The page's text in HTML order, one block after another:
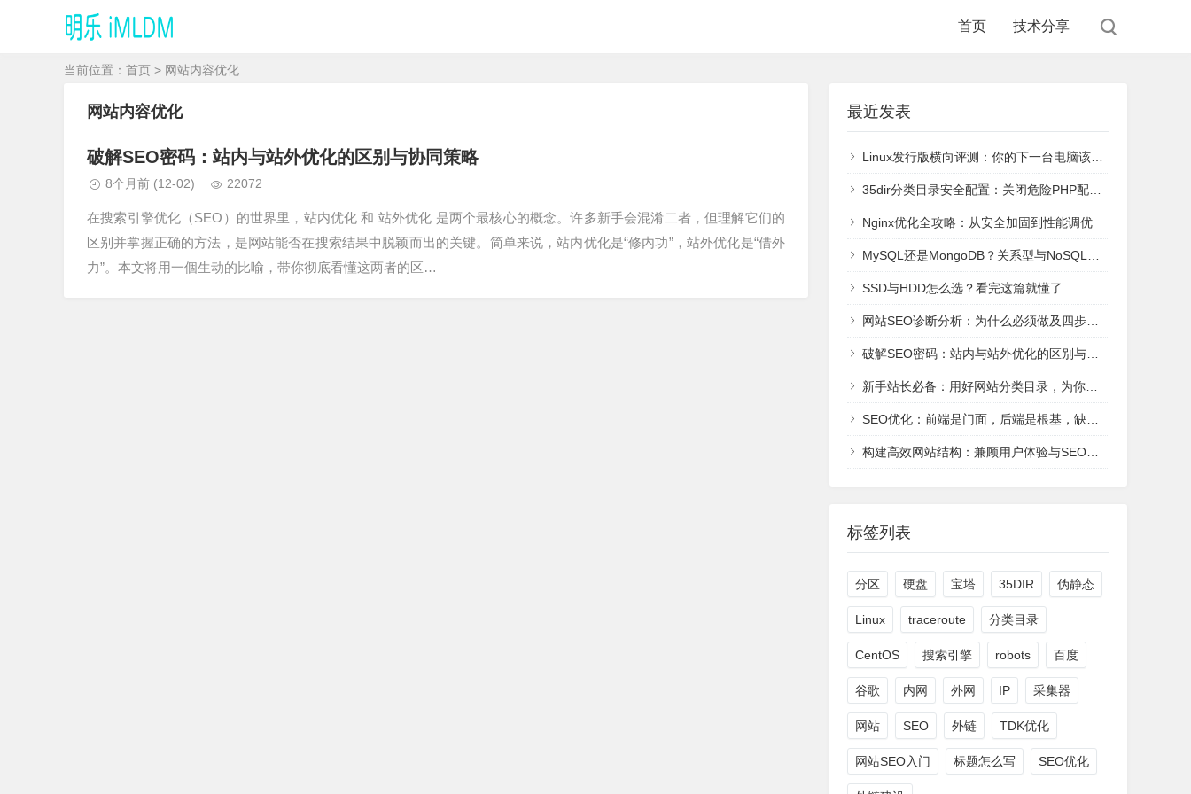
首页 技术分享
当前位置： 首页 > 网站内容优化
网站内容优化
破解SEO密码：站内与站外优化的区别与协同策略
8个月前 (12-02) 22072
在搜索引擎优化（SEO）的世界里，站内优化 和 站外优化 是两个最核心的概念。许多新手会混淆二者，但理解它们的
区别并掌握正确的方法，是网站能否在搜索结果中脱颖而出的关键。简单来说，站内优化是“修内功”，站外优化是“借外
力”。本文将用一個生动的比喻，带你彻底看懂这两者的区…
最近发表
Linux发行版横向评测：你的下一台电脑该装哪个？
35dir分类目录安全配置：关闭危险PHP配置register_globals和safe_mode
Nginx优化全攻略：从安全加固到性能调优
MySQL还是MongoDB？关系型与NoSQL六大主流数据库核心解析与选型
SSD与HDD怎么选？看完这篇就懂了
网站SEO诊断分析：为什么必须做及四步系统化操作法
破解SEO密码：站内与站外优化的区别与协同策略
新手站长必备：用好网站分类目录，为你的新站快速引流
SEO优化：前端是门面，后端是根基，缺一不可
构建高效网站结构：兼顾用户体验与SEO友好的双赢策略
标签列表
分区 硬盘 宝塔 35DIR 伪静态
Linux traceroute 分类目录
CentOS 搜索引擎 robots 百度
谷歌 内网 外网 IP 采集器
网站 SEO 外链 TDK优化
网站SEO入门 标题怎么写 SEO优化